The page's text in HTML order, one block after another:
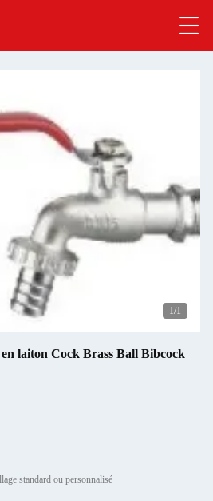
1/1
laiton Cock Brass Ball Bibcock
standard ou personnalisé